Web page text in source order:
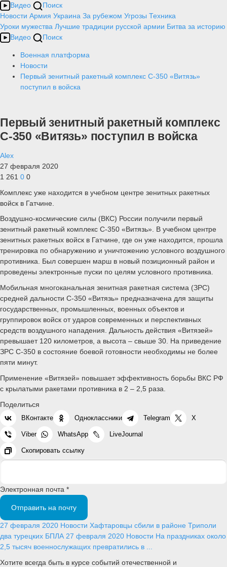
Видео
Поиск
Новости Армия Украина За рубежом Угрозы Техника
Уроки мужества Лучшие традиции русской армии Битва за историю
Видео
Поиск
Военная платформа
Новости
Первый зенитный ракетный комплекс С-350 «Витязь»
поступил в войска
Первый зенитный ракетный комплекс
С-350 «Витязь» поступил в войска
Alex
27 февраля 2020
1 261 0 0
Комплекс уже находится в учебном центре зенитных ракетных
войск в Гатчине.
Воздушно-космические силы (ВКС) России получили первый
зенитный ракетный комплекс С-350 «Витязь». В учебном центре
зенитных ракетных войск в Гатчине, где он уже находится, прошла
тренировка по обнаружению и уничтожению условного воздушного
противника. Был совершен марш в новый позиционный район и
проведены электронные пуски по целям условного противника.
Мобильная многоканальная зенитная ракетная система (ЗРС)
средней дальности С-350 «Витязь» предназначена для защиты
государственных, промышленных, военных объектов и
группировок войск от ударов современных и перспективных
средств воздушного нападения. Дальность действия «Витязей»
превышает 120 километров, а высота – свыше 30. На приведение
ЗРС С-350 в состояние боевой готовности необходимы не более
пяти минут.
Применение «Витязей» повышает эффективность борьбы ВКС РФ
с крылатыми ракетами противника в 2 – 2,5 раза.
Поделиться
ВКонтакте Одноклассники Telegram X
Viber WhatsApp LiveJournal
Скопировать ссылку
Электронная почта *
Отправить на почту
27 февраля 2020 Новости Хафтаровцы сбили в районе Триполи
два турецких БПЛА 27 февраля 2020 Новости На праздниках около
2,5 тысяч военнослужащих превратились в ...
Хотите всегда быть в курсе событий отечественной и